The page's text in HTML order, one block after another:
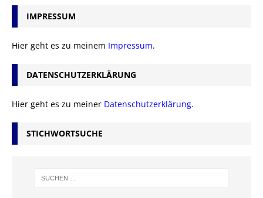
IMPRESSUM
Hier geht es zu meinem Impressum.
DATENSCHUTZERKLÄRUNG
Hier geht es zu meiner Datenschutzerklärung.
STICHWORTSUCHE